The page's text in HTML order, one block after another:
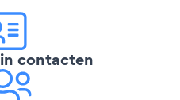
in contacten